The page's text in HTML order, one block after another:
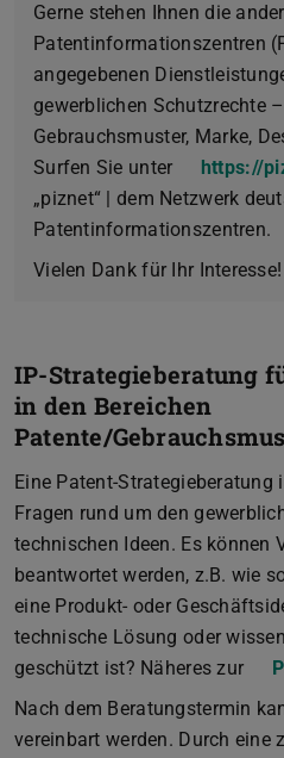
Gerne stehen Ihnen die
Patentinformationszentren
angegebenen
gewerblichen Schutzrechte
Gebrauchsmuster, Marke,
Surfen Sie unter
https://
„piznet“ | dem Netzwerk
Patentinformationszentren.
Vielen Dank für Ihr Interesse!
IP-Strategieberatung
in den Bereichen
Patente/
Eine Patent-
Fragen rund um den
technischen Ideen. Es können
beantwortet werden, z.B. wie
eine Produkt- oder
technische Lösung oder
geschützt ist? Näheres zur
Nach dem Beratungstermin
vereinbart werden. Durch eine